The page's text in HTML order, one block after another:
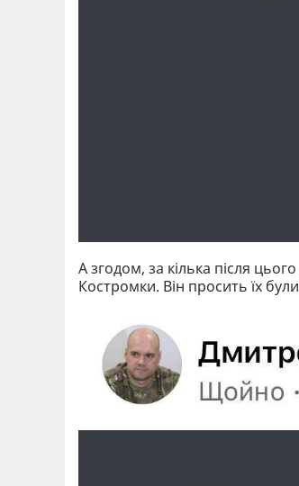
А згодом, за кілька після
Костромки. Він просить їх